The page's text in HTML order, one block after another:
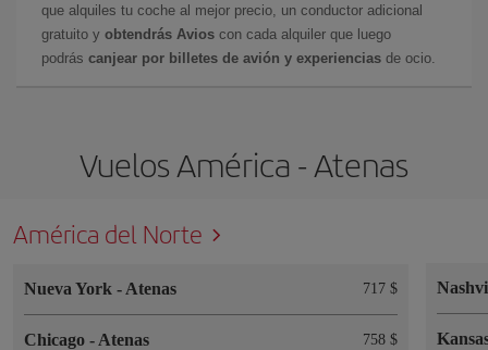
que alquiles tu coche al mejor precio, un conductor adicional
gratuito y obtendrás Avios con cada alquiler que luego
podrás canjear por billetes de avión y experiencias de ocio.
Vuelos América - Atenas
América del Norte
Nueva York - Atenas 717 $
Chicago - Atenas 758 $